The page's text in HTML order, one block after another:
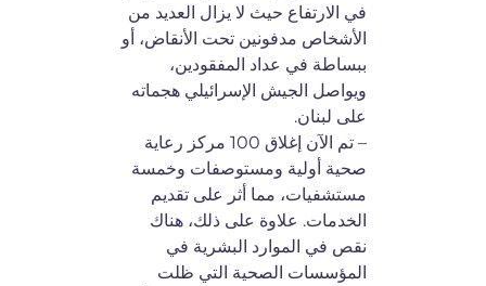
في الارتفاع حيث لا يزال العديد من
الأشخاص مدفونين تحت الأنقاض، أو
ببساطة في عداد المفقودين،
ويواصل الجيش الإسرائيلي هجماته
على لبنان.
– تم الآن إغلاق 100 مركز رعاية
صحية أولية ومستوصفات وخمسة
مستشفيات، مما أثر على تقديم
الخدمات. علاوة على ذلك، هناك
نقص في الموارد البشرية في
المؤسسات الصحية التي ظلت